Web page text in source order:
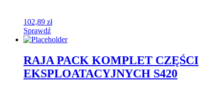
102,89 zł
Sprawdź
RAJA PACK KOMPLET CZĘŚCI
EKSPLOATACYJNYCH S420